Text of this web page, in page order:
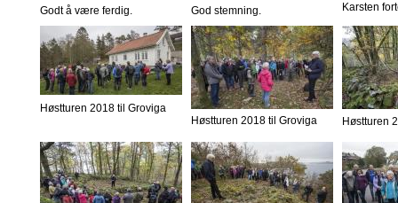
Godt å være ferdig. God stemning. Karsten
Høstturen 2018 til Groviga
Høstturen 2018 til Groviga
Høstturen